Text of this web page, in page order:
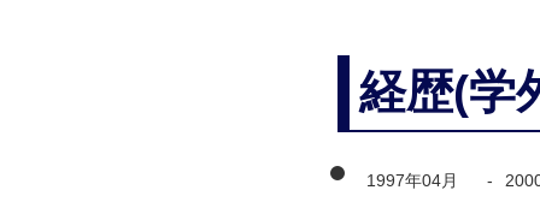
経歴(学
1997年04月 -